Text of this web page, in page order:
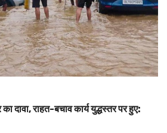
दावा, राहत-बचाव कार्य युद्धस्तर पर हुए: